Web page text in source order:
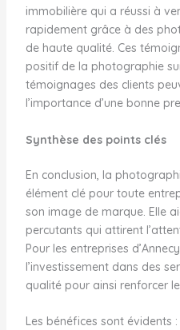
immobilière qui a réussi à
rapidement grâce à des
de haute qualité. Ces
positif de la photographie
témoignages des clients
l’importance d’une bonne
Synthèse des points clés
En conclusion, la
élément clé pour toute
son image de marque. Elle
percutants qui attirent
Pour les entreprises
l’investissement dans des
qualité pour ainsi renforcer
Les bénéfices sont évidents